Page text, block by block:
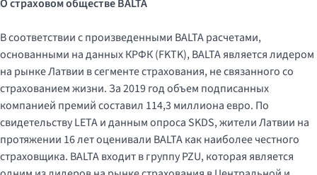
О страховом обществе BALTA
В соответствии с произведенными BALTA расчетами,
основанными на данных КРФК (FKTK), BALTA является лидером
на рынке Латвии в сегменте страхования, не связанного со
страхованием жизни. За 2019 год объем подписанных
компанией премий составил 114,3 миллиона евро. По
свидетельству LETA и данным опроса SKDS, жители Латвии на
протяжении 16 лет оценивали BALTA как наиболее честного
страховщика. BALTA входит в группу PZU, которая является